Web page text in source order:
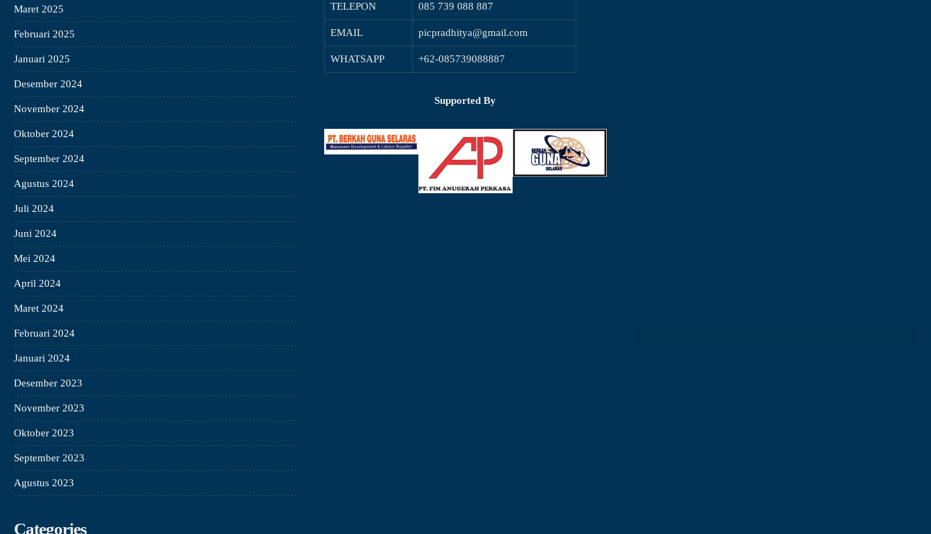
Maret 2025
Februari 2025
Januari 2025
Desember 2024
November 2024
Oktober 2024
September 2024
Agustus 2024
Juli 2024
Juni 2024
Mei 2024
April 2024
Maret 2024
Februari 2024
Januari 2024
Desember 2023
November 2023
Oktober 2023
September 2023
Agustus 2023
Categories
TELEPON 085 739 088 887
EMAIL picpradhitya@gmail.com
WHATSAPP +62-085739088887
Supported By